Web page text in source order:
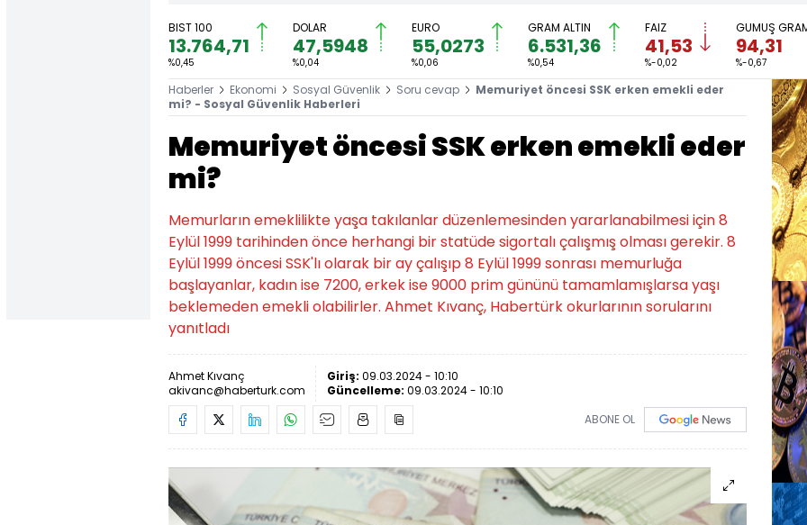
BIST 100
13.764,71
%0,45
DOLAR
47,5948
%0,04
EURO
55,0273
%0,06
GRAM ALTIN
6.531,36
%0,54
FAİZ
41,53
%-0,02
GÜMÜŞ
94,31
%-0,67
Haberler Ekonomi Sosyal Güvenlik Soru cevap
Memuriyet öncesi SSK erken emekli eder
mi? - Sosyal Güvenlik Haberleri
Memuriyet öncesi SSK erken emekli eder
mi?
Memurların emeklilikte yaşa takılanlar düzenlemesinden yararlanabilmesi için 8
Eylül 1999 tarihinden önce herhangi bir statüde sigortalı çalışmış olması gerekir. 8
Eylül 1999 öncesi SSK'lı olarak bir ay çalışıp 8 Eylül 1999 sonrası memurluğa
başlayanlar, kadın ise 7200, erkek ise 9000 prim gününü tamamlamışlarsa yaşı
beklemeden emekli olabilirler. Ahmet Kıvanç, Habertürk okurlarının sorularını
yanıtladı
Ahmet Kıvanç
akivanc@haberturk.com
Giriş: 09.03.2024 - 10:10
Güncelleme: 09.03.2024 - 10:10
ABONE OL